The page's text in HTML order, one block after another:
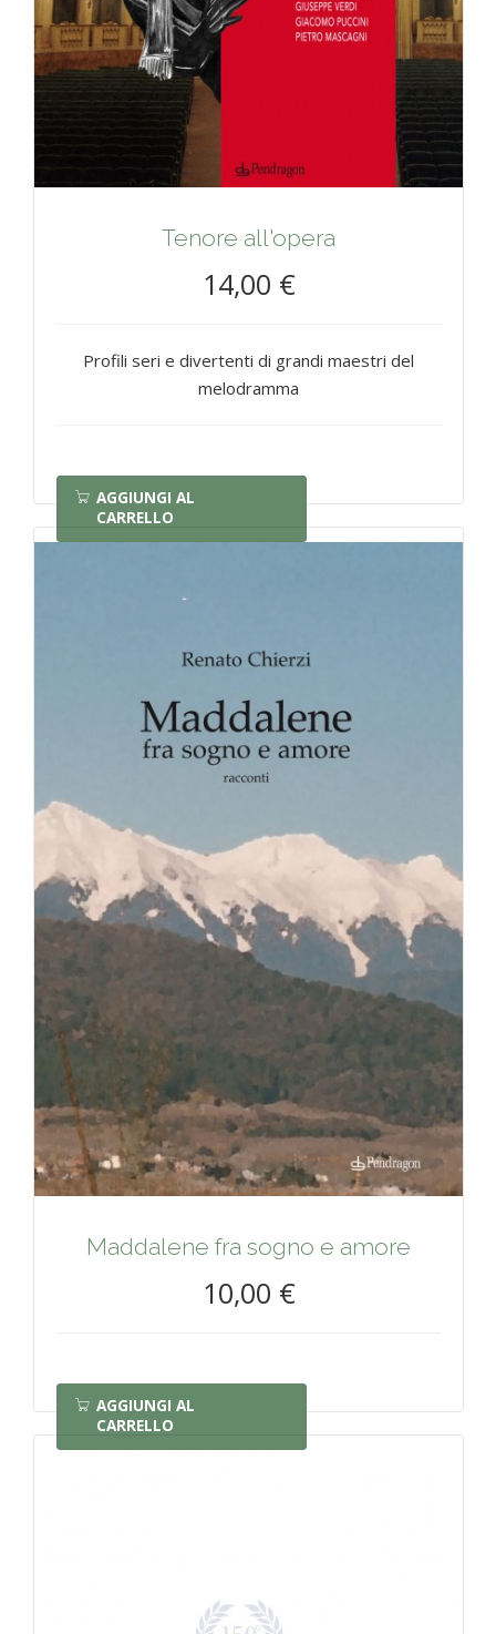
Tenore all'opera
14,00 €
Profili seri e divertenti di grandi maestri del
melodramma
AGGIUNGI AL
CARRELLO
Maddalene fra sogno e amore
10,00 €
AGGIUNGI AL
CARRELLO